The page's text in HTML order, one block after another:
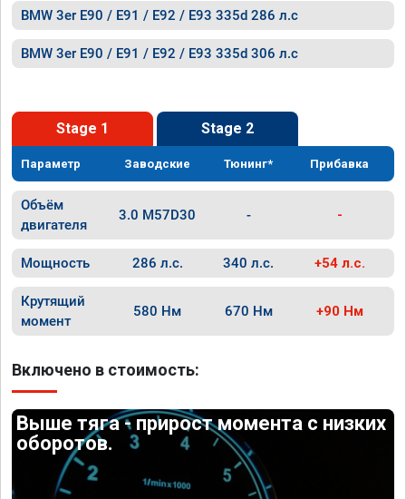
BMW 3er E90 / E91 / E92 / E93 335d 286 л.с
BMW 3er E90 / E91 / E92 / E93 335d 306 л.с
Stage 1 Stage 2
Параметр Заводские Тюнинг* Прибавка
Объём
двигателя
3.0 M57D30 - -
Мощность 286 л.с. 340 л.с. +54 л.с.
Крутящий
момент
580 Нм 670 Нм +90 Нм
Включено в стоимость:
Выше тяга - прирост момента с низких
оборотов.